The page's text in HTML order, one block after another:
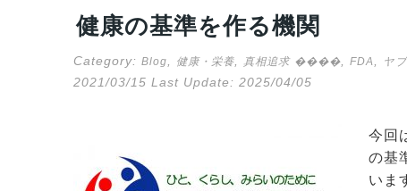
健康の基準を作る機関
Category: Blog 健康・栄養 真相追求 ���� FDA ヤ
2021/03/15 Last Update: 2025/04/05
今回
の基
いま